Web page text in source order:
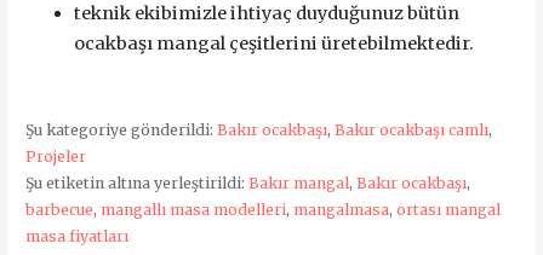
teknik ekibimizle ihtiyaç duyduğunuz bütün
ocakbaşı mangal çeşitlerini üretebilmektedir.
Şu kategoriye gönderildi: Bakır ocakbaşı, Bakır ocakbaşı camlı,
Projeler
Şu etiketin altına yerleştirildi: Bakır mangal, Bakır ocakbaşı,
barbecue, mangallı masa modelleri, mangalmasa, ortası mangal
masa fiyatları